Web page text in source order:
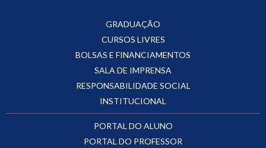
GRADUAÇÃO
CURSOS LIVRES
BOLSAS E FINANCIAMENTOS
SALA DE IMPRENSA
RESPONSABILIDADE SOCIAL
INSTITUCIONAL
PORTAL DO ALUNO
PORTAL DO PROFESSOR